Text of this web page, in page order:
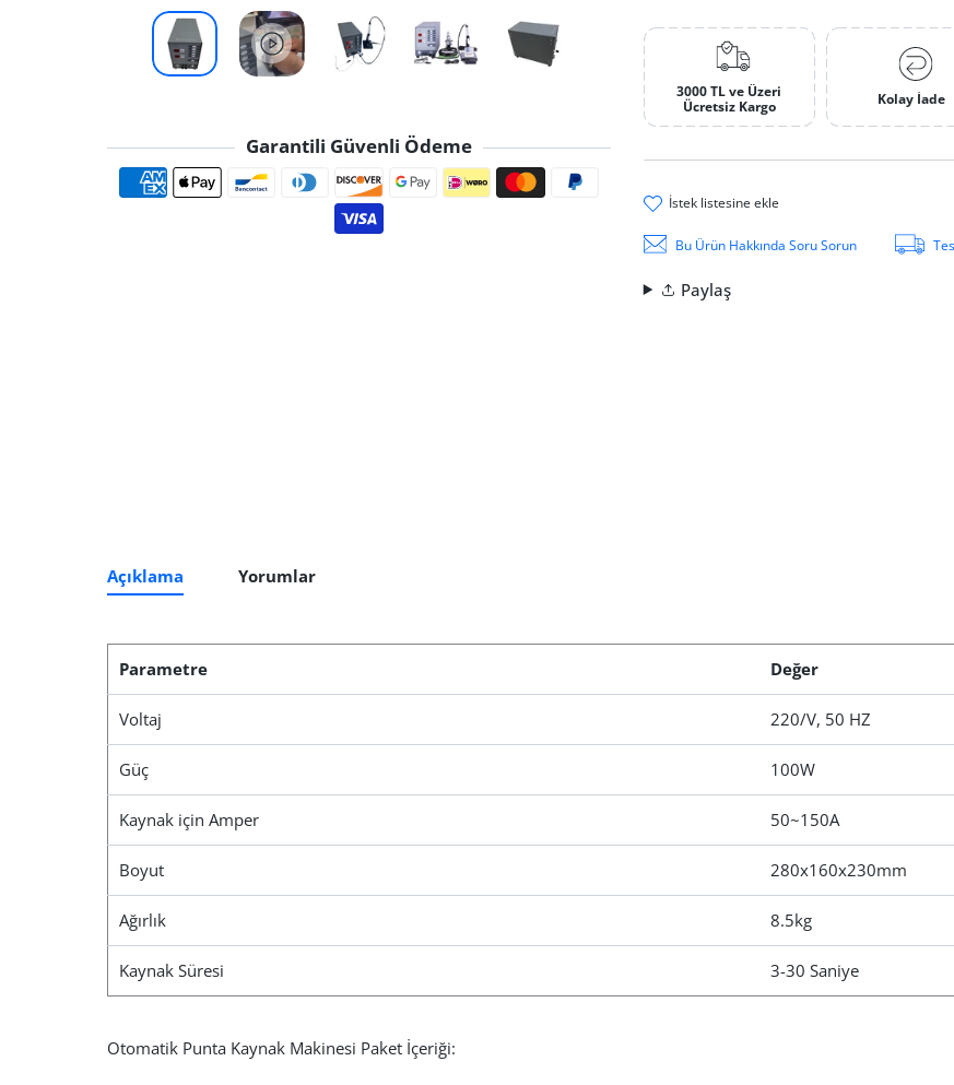
Garantili Güvenli Ödeme
Ödeme yöntemleri
3000 TL ve Üzeri
Ücretsiz Kargo
Kolay İade
i̇stek li̇stesi̇ne ekle
Bu Ürün Hakkında Soru Sorun
Paylaş
Açıklama Yorumlar
Parametre Değer
Voltaj 220/V, 50 HZ
Güç 100W
Kaynak için Amper 50~150A
Boyut 280x160x230mm
Ağırlık 8.5kg
Kaynak Süresi 3-30 Saniye
Otomatik Punta Kaynak Makinesi Paket İçeriği: